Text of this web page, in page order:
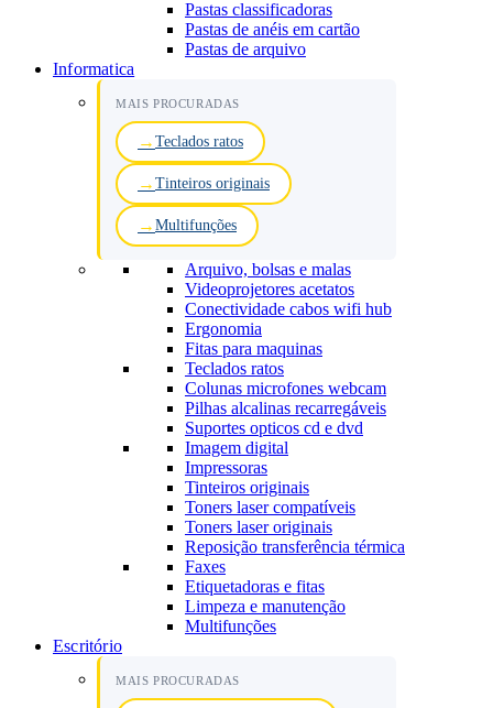
Pastas classificadoras
Pastas de anéis em cartão
Pastas de arquivo
Informatica
MAIS PROCURADAS
Teclados ratos
Tinteiros originais
Multifunções
Arquivo, bolsas e malas
Videoprojetores acetatos
Conectividade cabos wifi hub
Ergonomia
Fitas para maquinas
Teclados ratos
Colunas microfones webcam
Pilhas alcalinas recarregáveis
Suportes opticos cd e dvd
Imagem digital
Impressoras
Tinteiros originais
Toners laser compatíveis
Toners laser originais
Reposição transferência térmica
Faxes
Etiquetadoras e fitas
Limpeza e manutenção
Multifunções
Escritório
MAIS PROCURADAS